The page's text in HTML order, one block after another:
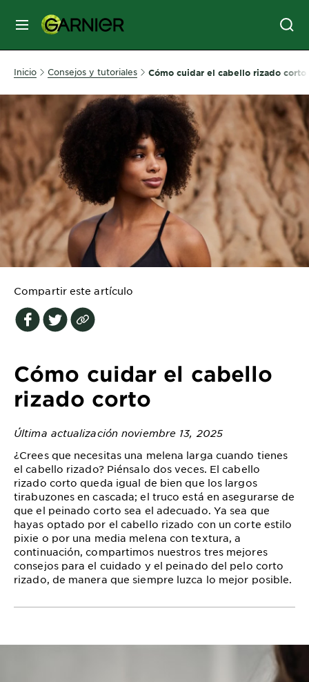
MENÚ
SKIN
HAIR
CARE
STYLING
HAIR
COLOR
SERVICES
TOOLS
EXPLORE
Garnier
Key
Ingredients
Greener
Beauty
Garnier
Offers
Cruelty
Free
Inicio Consejos y tutoriales Cómo cuidar el cabello rizado corto
Compartir este artículo
Cómo cuidar el cabello
rizado corto
Última actualización noviembre 13, 2025
¿Crees que necesitas una melena larga cuando tienes
el cabello rizado? Piénsalo dos veces. El cabello
rizado corto queda igual de bien que los largos
tirabuzones en cascada; el truco está en asegurarse de
que el peinado corto sea el adecuado. Ya sea que
hayas optado por el cabello rizado con un corte estilo
pixie o por una media melena con textura, a
continuación, compartimos nuestros tres mejores
consejos para el cuidado y el peinado del pelo corto
rizado, de manera que siempre luzca lo mejor posible.